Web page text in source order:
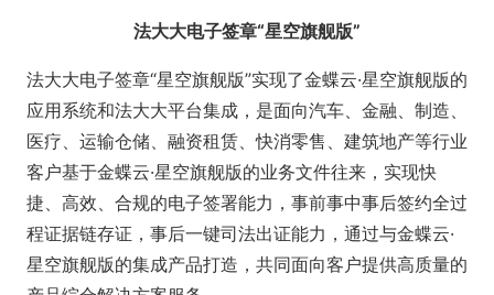
法大大电子签章“星空旗舰版”
法大大电子签章“星空旗舰版”实现了金蝶云·星空旗舰版的
应用系统和法大大平台集成，是面向汽车、金融、制造、
医疗、运输仓储、融资租赁、快消零售、建筑地产等行业
客户基于金蝶云·星空旗舰版的业务文件往来，实现快
捷、高效、合规的电子签署能力，事前事中事后签约全过
程证据链存证，事后一键司法出证能力，通过与金蝶云·
星空旗舰版的集成产品打造，共同面向客户提供高质量的